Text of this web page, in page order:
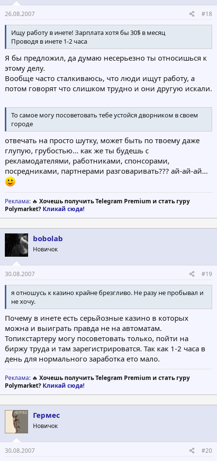
26.08.2007 #18
Ищу работу в инете! Зарплата хотя бы 30$ в месяц
Проводя в инете 1-2 часа
Я бы предложил, да думаю несерьезно ты относишься к
этому делу.
Вообще часто сталкиваюсь, что люди ищут работу, а
потом говорят что слишком трудно и они другую искали.
То самое могу посоветовать тебе устойся дворником в своем
городе
отвечать на просто шутку, может быть по твоему даже
глупую, грубостью... как же ты будешь с
рекламодателями, работниками, спонсорами,
посредниками, партнерами разговаривать??? ай-ай-ай...
Реклама: 🔥 Хочешь получить Telegram Premium и стать гуру
Polymarket? Кликай сюда!
bobolab
Новичок
30.08.2007 #19
я отношусь к казино крайне брезгливо. Не разу не пробывал и
не хочу.
Почему в инете есть серьйозные казино в которых
можна и выиграть правда не на автоматам.
Топикстартеру могу посоветовать только, пойти на
биржу труда и там зарегистрироватся. Так как 1-2 часа в
день для нормального заработка ето мало.
Реклама: 🔥 Хочешь получить Telegram Premium и стать гуру
Polymarket? Кликай сюда!
Гермес
Новичок
30.08.2007 #20